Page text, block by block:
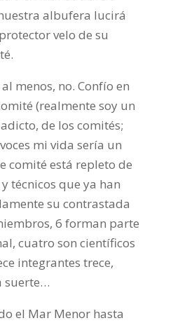
albufera lucirá
velo de su
menos, no. Confío en
(realmente soy un
de los comités;
mi vida sería un
comité está repleto de
técnicos que ya han
su contrastada
6 forman parte
cuatro son científicos
integrantes trece,
suerte…
el Mar Menor hasta